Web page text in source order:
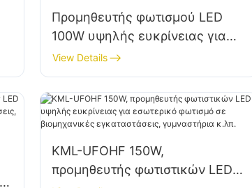
Προμηθευτής φωτισμού LED
100W υψηλής ευκρίνειας για
εσωτερικούς χώρους, όπως
βιομηχανικά εργοστάσια και
αποθήκες.
View Details
KML-UFOHF 150W,
προμηθευτής φωτιστικών LED